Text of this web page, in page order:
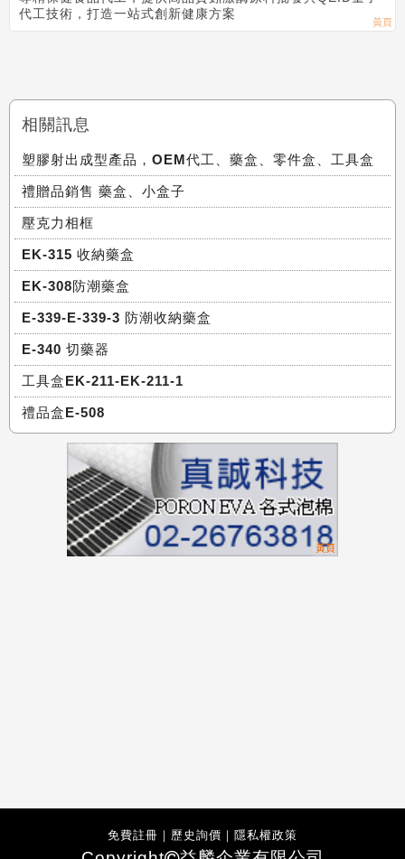
代工技術，打造一站式創新健康方案
相關訊息
塑膠射出成型產品，OEM代工、藥盒、零件盒、工具盒
禮贈品銷售 藥盒、小盒子
壓克力相框
EK-315 收納藥盒
EK-308防潮藥盒
E-339-E-339-3 防潮收納藥盒
E-340 切藥器
工具盒EK-211-EK-211-1
禮品盒E-508
免費註冊 ｜ 歷史詢價 ｜ 隱私權政策